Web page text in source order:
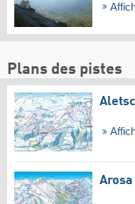
Plans des pistes